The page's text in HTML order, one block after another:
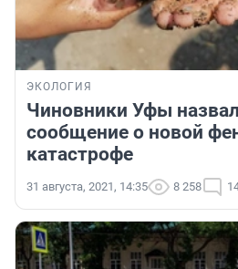
ЭКОЛОГИЯ
Чиновники Уфы
сообщение о новой
катастрофе
31 августа, 2021, 14:35 8 258